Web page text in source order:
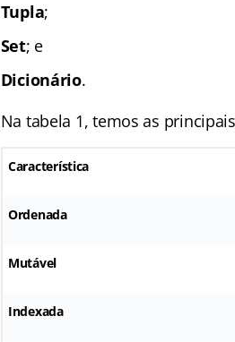
Tupla;
Set; e
Dicionário.
Na tabela 1, temos as
Característica
Ordenada
Mutável
Indexada